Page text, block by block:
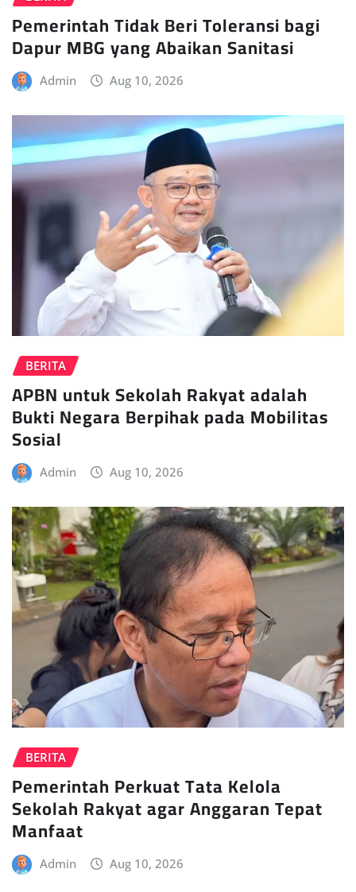
Pemerintah Tidak Beri Toleransi bagi
Dapur MBG yang Abaikan Sanitasi
Admin Aug 10, 2026
BERITA
APBN untuk Sekolah Rakyat adalah
Bukti Negara Berpihak pada Mobilitas
Sosial
Admin Aug 10, 2026
BERITA
Pemerintah Perkuat Tata Kelola
Sekolah Rakyat agar Anggaran Tepat
Manfaat
Admin Aug 10, 2026